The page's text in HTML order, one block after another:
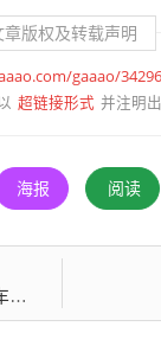
章版权及转载声明
gaaao/
超链接形式 并注明
海报 阅读